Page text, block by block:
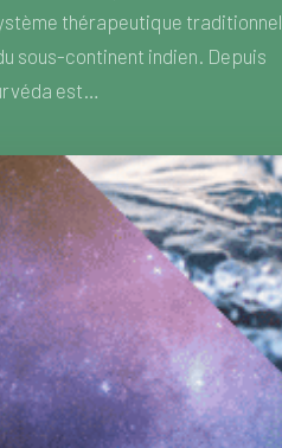
thérapeutique traditionnel
sous-continent indien. Depuis
est…